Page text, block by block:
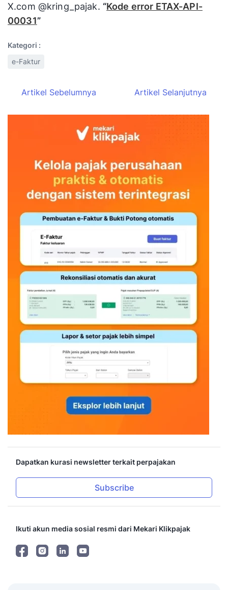
X.com @kring_pajak. “Kode error ETAX-API-
00031”
Kategori :
e-Faktur
Artikel Sebelumnya Artikel Selanjutnya
Dapatkan kurasi newsletter terkait perpajakan
Subscribe
Ikuti akun media sosial resmi dari Mekari Klikpajak